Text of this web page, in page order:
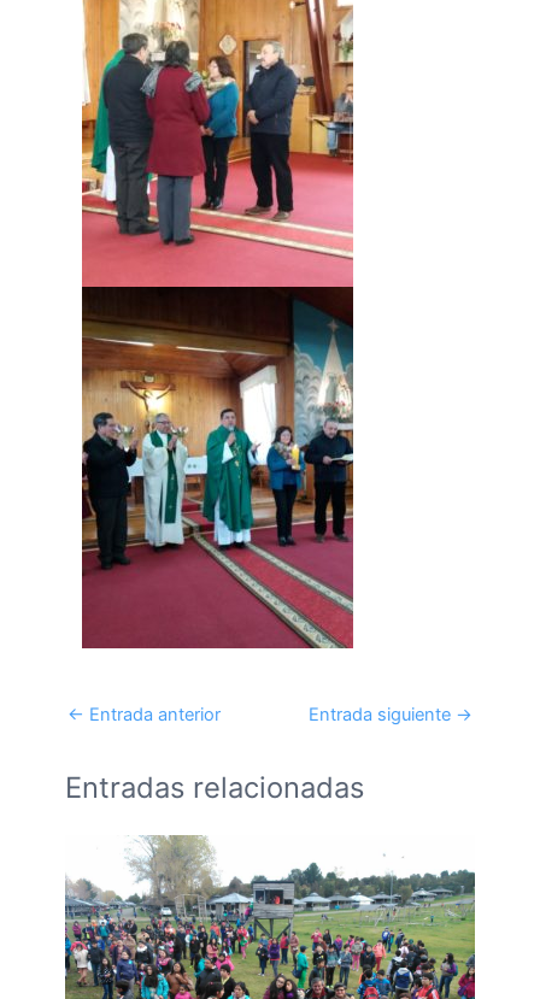
← Entrada anterior Entrada siguiente →
Entradas relacionadas